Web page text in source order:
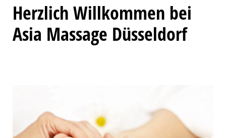
Herzlich Willkommen bei
Asia Massage Düsseldorf